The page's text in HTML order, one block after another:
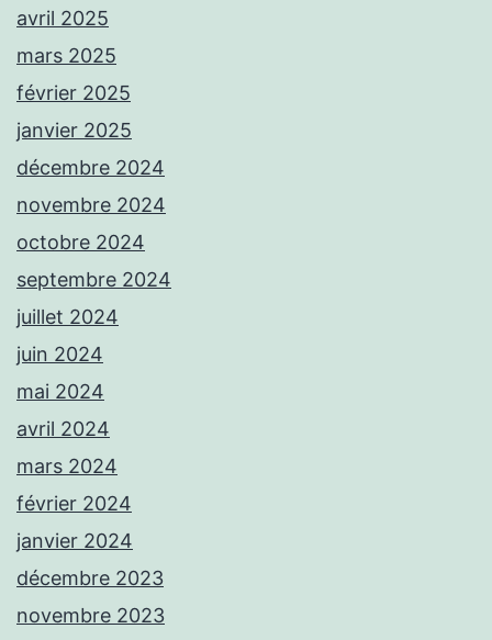
avril 2025
mars 2025
février 2025
janvier 2025
décembre 2024
novembre 2024
octobre 2024
septembre 2024
juillet 2024
juin 2024
mai 2024
avril 2024
mars 2024
février 2024
janvier 2024
décembre 2023
novembre 2023